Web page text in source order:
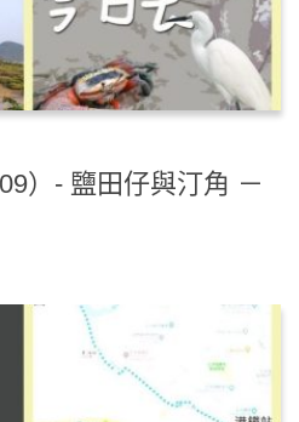
）- 鹽田仔與汀角 －